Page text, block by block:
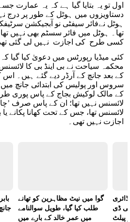
اول تو یہ بتایا گیا ہے کہ یہ عمارت
دستاویزوں میں ہوٹل کے طور پر درج
ہوٹل نےفائر سیفٹی نو آبجیکشن
تھا۔ ہوٹل میں فائر سسٹم بھی نہیں
کسی طرح کی اجازت نہیں لی گئی
کئی میڈیا رپورٹس میں دعویٰ کیا گیا
محکمہ سیاحت نے بی اینڈ بی کا
کے بعد جانچ کے آرڈر دیے گئے ہیں۔
سروس اور پولیس کی ابتدائی جانچ
کے مالک لوکیش بجاج کے پاس پوری
لائسنس نہیں تھا؛ ان کے پاس صرف
لائسنس تھا، جس کے تحت کھانا پکانے یا
اجازت نہیں تھی۔
گوا میں نیٹ مظاہرین کو تھانے
طلب کیا گیا، طویل سوالنامے
میں عمر خالد کے بارے میں
ڈی
پیلٹ